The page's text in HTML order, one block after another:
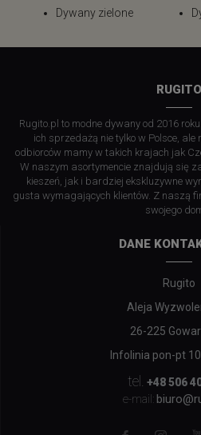
Dywany zielone
RUGITO
Rugito.pl to modne dywany od 2016
ich sprzedażą nie tylko w Polsce, ale
odbiorców mamy w takich krajach jak
W naszym asortymencie znajdują się
kieszeń, jak i bardziej ekskluzywne
gusta wymagających klientów. Z naszą
swojego
DANE
Rugito
Aleja
26-225
Infolinia pon-pt
tel.
+48 506
e-mail: